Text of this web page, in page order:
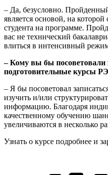
– Да, безусловно.
является основой, на
студента на программе.
вас не технический
влиться в интенсивный
– Кому вы бы посоветовали
подготовительные курсы
– Я бы посоветовал
изучить и/или
информацию. Благодаря
качественному обучению
увеличиваются в несколько
Узнать о курсе подробнее и